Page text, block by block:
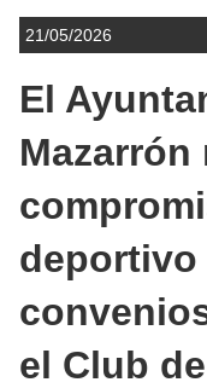
21/05/2026
El
Mazarrón
deportivo
el Club